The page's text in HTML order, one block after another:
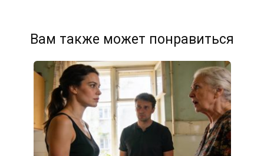
Вам также может понравиться